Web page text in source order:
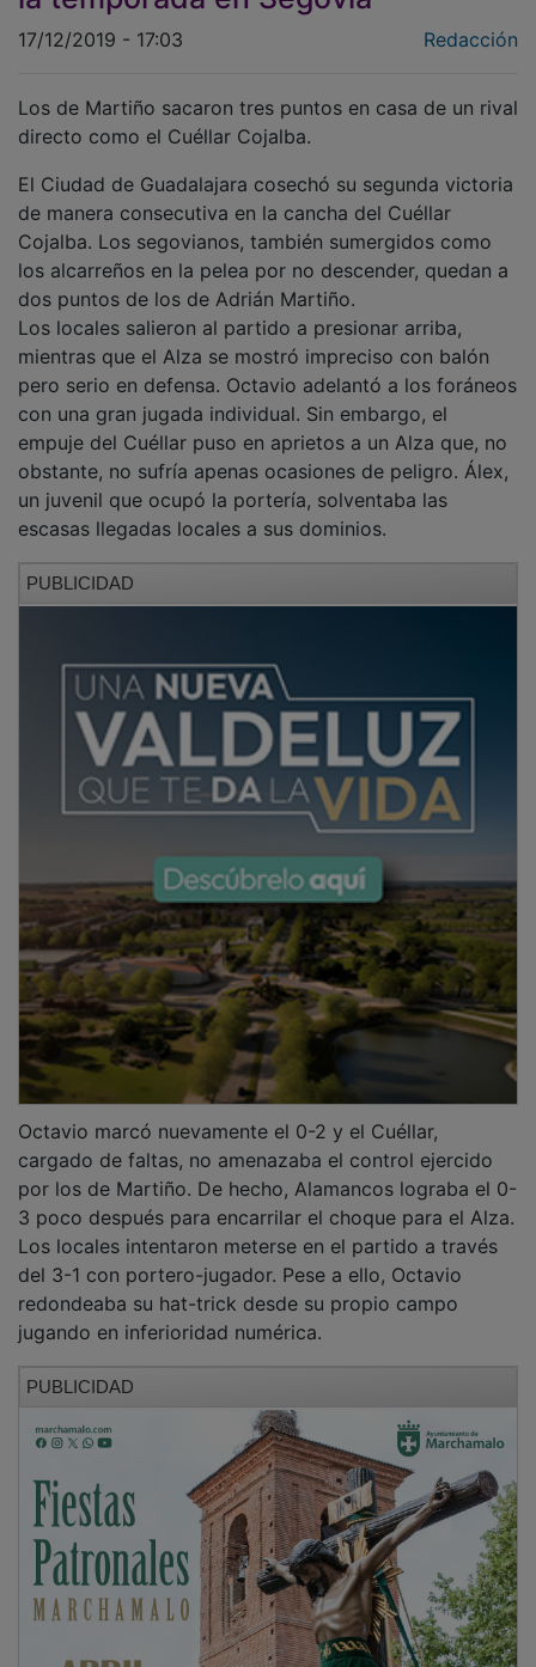
17/12/2019 - 17:03
directo como el Cuéllar Cojalba.
de manera consecutiva en la cancha del Cuéllar
Cojalba. Los segovianos, también sumergidos como
los alcarreños en la pelea por no descender, quedan a
dos puntos de los de Adrián Martiño.
Los locales salieron al partido a presionar arriba,
mientras que el Alza se mostró impreciso con balón
pero serio en defensa. Octavio adelantó a los foráneos
con una gran jugada individual. Sin embargo, el
empuje del Cuéllar puso en aprietos a un Alza que, no
obstante, no sufría apenas ocasiones de peligro. Álex,
un juvenil que ocupó la portería, solventaba las
escasas llegadas locales a sus dominios.
cargado de faltas, no amenazaba el control ejercido
por los de Martiño. De hecho, Alamancos lograba el 0-
3 poco después para encarrilar el choque para el Alza.
Los locales intentaron meterse en el partido a través
del 3-1 con portero-jugador. Pese a ello, Octavio
redondeaba su hat-trick desde su propio campo
jugando en inferioridad numérica.